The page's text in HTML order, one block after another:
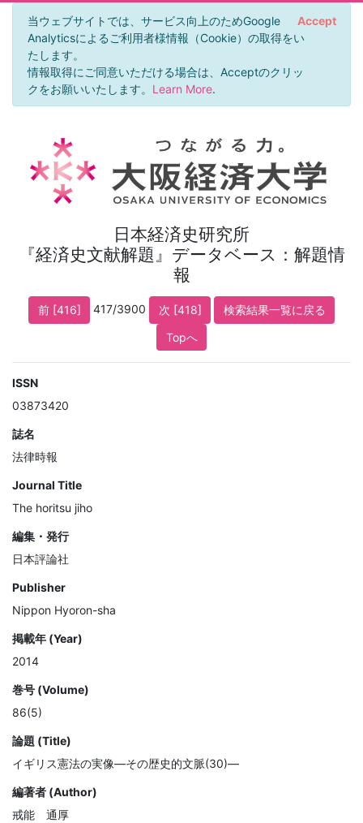
当ウェブサイトでは、サービス向上のためGoogle
Analyticsによるご利用者様情報（Cookie）の取得をい
たします。
情報取得にご同意いただける場合は、Acceptのクリッ
クをお願いいたします。 Learn More.
Accept
日本経済史研究所
『経済史文献解題』データベース：解題情
報
前 [416] 417/3900 次 [418]
検索結果一覧に戻る
Topへ
ISSN
03873420
誌名
法律時報
Journal Title
The horitsu jiho
編集・発行
日本評論社
Publisher
Nippon Hyoron-sha
掲載年 (Year)
2014
巻号 (Volume)
86(5)
論題 (Title)
イギリス憲法の実像―その歴史的文脈(30)―
編著者 (Author)
戒能 通厚